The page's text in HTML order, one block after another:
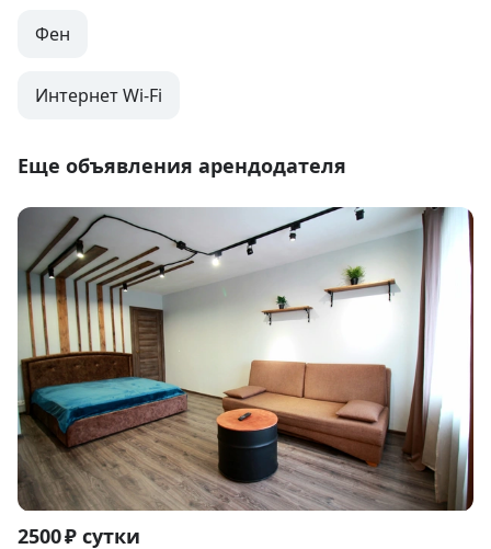
Фен
Интернет Wi-Fi
Еще объявления арендодателя
Item
2500 ₽ сутки